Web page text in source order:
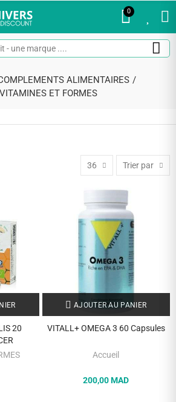
0
ALIMENTAIRES
VITAMINES ET FORMES
36 Trier par
20
AJOUTER AU PANIER
VITALL+ OMEGA 3 60 Capsules
Accueil
200,00 MAD